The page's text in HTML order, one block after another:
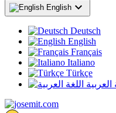
English 
Deutsch
English
Français
Italiano
Türkçe
العربية